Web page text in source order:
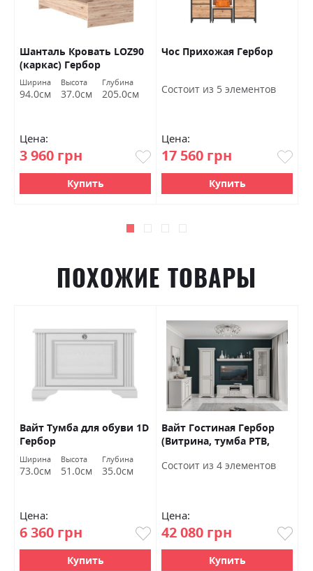
Шанталь Кровать LOZ90
(каркас) Гербор
Ширина
94.0см
Высота
37.0см
Глубина
205.0см
Цена:
3 960 грн
Купить
Чос Прихожая Гербор
Состоит из 5 элементов
Цена:
17 560 грн
Купить
ПОХОЖИЕ ТОВАРЫ
Вайт Тумба для обуви 1D
Гербор
Ширина
73.0см
Высота
51.0см
Глубина
35.0см
Цена:
6 360 грн
Купить
Вайт Гостиная Гербор
(Витрина, тумба РТВ,
Состоит из 4 элементов
Цена:
42 080 грн
Купить